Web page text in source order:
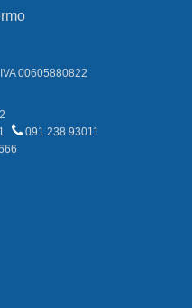
00605880822
091 238 93011